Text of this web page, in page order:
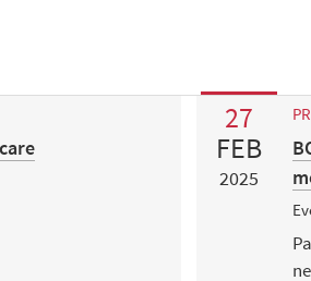
27
FEB
2025